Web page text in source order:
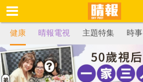
健康 晴報電視 主題特集 時事